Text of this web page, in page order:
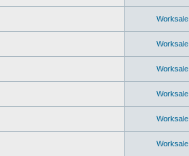
Worksale
Worksale
Worksale
Worksale
Worksale
Worksale